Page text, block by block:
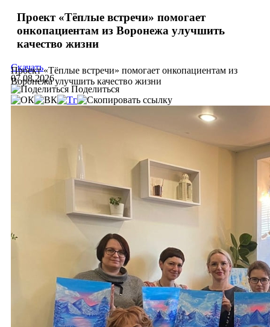
Проект «Тёплые встречи» помогает
онкопациентам из Воронежа улучшить
качество жизни
Проект «Тёплые встречи» помогает онкопациентам из
Воронежа улучшить качество жизни
Скачать
07.08.2026
Поделиться